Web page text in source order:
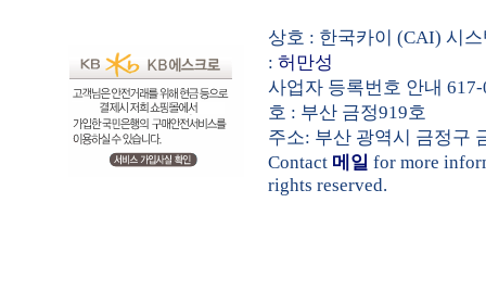
상호 : 한국카이 (CAI) 시
: 허만성
사업자 등록번호 안내
호 : 부산 금정919호
주소: 부산 광역시 금정구
Contact 메일 for more
rights reserved.